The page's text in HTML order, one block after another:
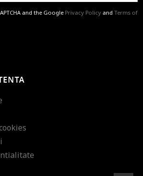
and the Google Privacy Policy and Terms of
tendinte in moda!